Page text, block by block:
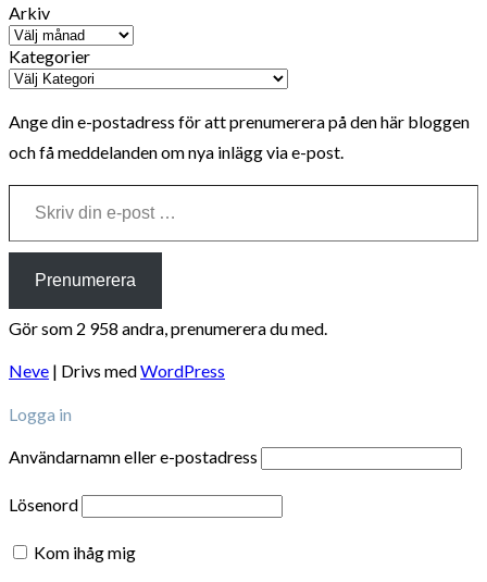
Arkiv
Kategorier
Ange din e-postadress för att prenumerera på den här bloggen
och få meddelanden om nya inlägg via e-post.
Skriv din e-post …
Prenumerera
Gör som 2 958 andra, prenumerera du med.
Neve | Drivs medWordPress
Logga in
Användarnamn eller e-postadress
Lösenord
Kom ihåg mig